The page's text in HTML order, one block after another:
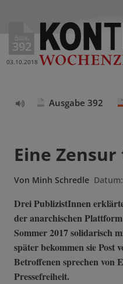
Ausg.
392
03.10.2018
Ausgabe 392
Eine
Von Minh Schredle Datum:
Drei PublizistInnen
der anarchischen
Sommer 2017 solidarisch
später bekommen sie
Betroffenen sprechen von
Pressefreiheit.